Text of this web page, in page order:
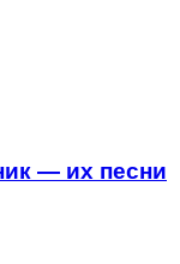
— их песни